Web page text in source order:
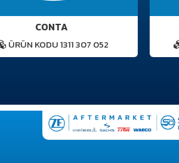
CONTA
ÜRÜN KODU 1311 307 052